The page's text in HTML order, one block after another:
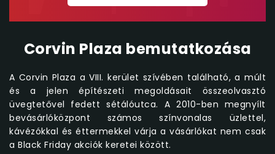
Corvin Plaza bemutatkozása
A Corvin Plaza a VIII. kerület szívében található, a múlt
és a jelen építészeti megoldásait összeolvasztó
üvegtetővel fedett sétálóutca. A 2010-ben megnyílt
bevásárlóközpont számos színvonalas üzlettel,
kávézókkal és éttermekkel várja a vásárlókat nem csak
a Black Friday akciók keretei között.